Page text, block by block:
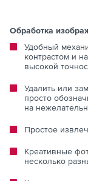
Обработка
Удобный
контрастом и
высокой
Удалить или
просто
на
Простое
Креативные
несколько